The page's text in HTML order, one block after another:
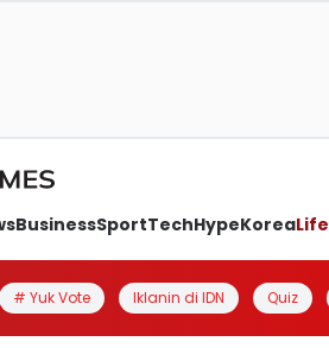
BusinessSportTechHypeKoreaLife
# Yuk Vote Iklanin di IDN Quiz